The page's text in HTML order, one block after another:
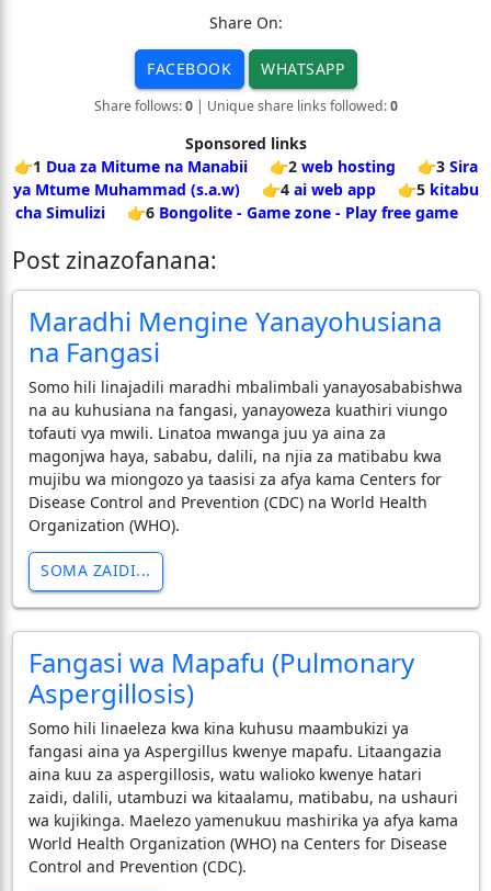
Share On:
FACEBOOK WHATSAPP
Share follows:0| Unique share links followed:0
Sponsored links
👉1 Dua za Mitume na Manabii 👉2 web hosting 👉3 Sira
ya Mtume Muhammad (s.a.w)
👉4 ai web app 👉5 kitabu
cha Simulizi
👉6 Bongolite - Game zone - Play free game
Post zinazofanana:
Maradhi Mengine Yanayohusiana
na Fangasi
Somo hili linajadili maradhi mbalimbali yanayosababishwa
na au kuhusiana na fangasi, yanayoweza kuathiri viungo
tofauti vya mwili. Linatoa mwanga juu ya aina za
magonjwa haya, sababu, dalili, na njia za matibabu kwa
mujibu wa miongozo ya taasisi za afya kama Centers for
Disease Control and Prevention (CDC) na World Health
Organization (WHO).
SOMA ZAIDI...
Fangasi wa Mapafu (Pulmonary
Aspergillosis)
Somo hili linaeleza kwa kina kuhusu maambukizi ya
fangasi aina ya Aspergillus kwenye mapafu. Litaangazia
aina kuu za aspergillosis, watu walioko kwenye hatari
zaidi, dalili, utambuzi wa kitaalamu, matibabu, na ushauri
wa kujikinga. Maelezo yamenukuu mashirika ya afya kama
World Health Organization (WHO) na Centers for Disease
Control and Prevention (CDC).